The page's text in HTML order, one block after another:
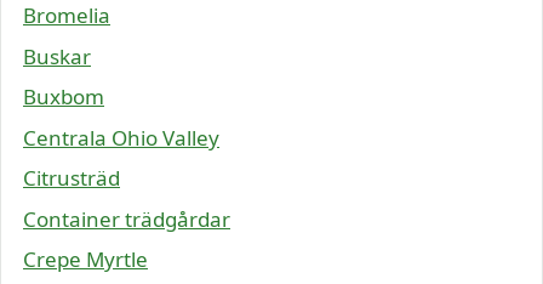
Bromelia
Buskar
Buxbom
Centrala Ohio Valley
Citrusträd
Container trädgårdar
Crepe Myrtle